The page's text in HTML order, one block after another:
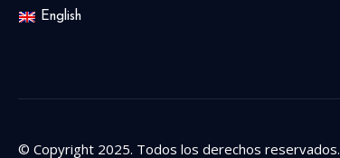
English
© Copyright 2025. Todos los derechos reservados.